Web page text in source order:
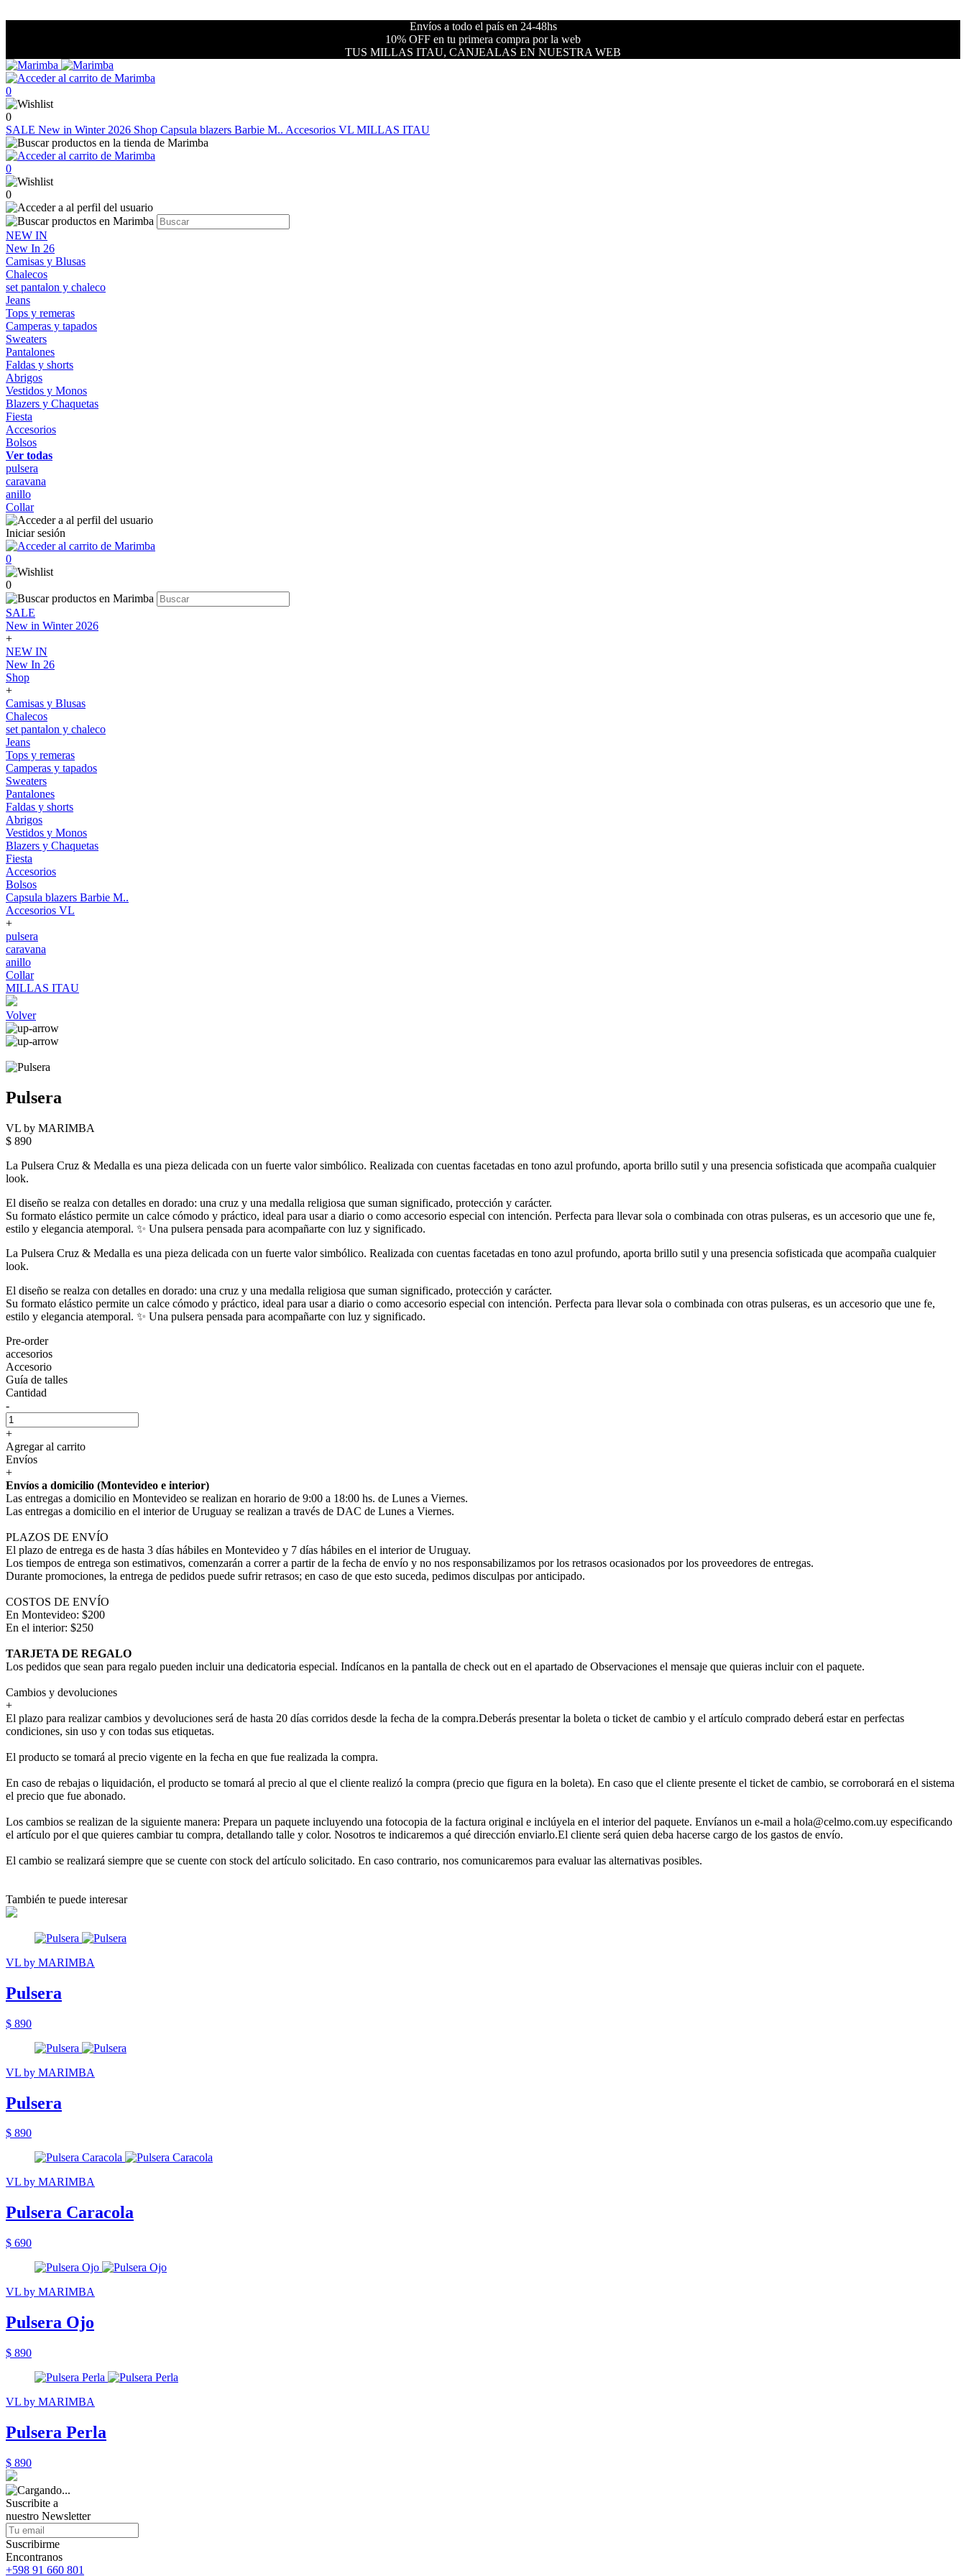
Envíos a todo el país en 24-48hs
10% OFF en tu primera compra por la web
TUS MILLAS ITAU, CANJEALAS EN NUESTRA WEB
0
0
SALE New in Winter 2026 Shop Capsula blazers Barbie M.. Accesorios VL MILLAS ITAU
0
0
NEW IN
New In 26
Camisas y Blusas
Chalecos
set pantalon y chaleco
Jeans
Tops y remeras
Camperas y tapados
Sweaters
Pantalones
Faldas y shorts
Abrigos
Vestidos y Monos
Blazers y Chaquetas
Fiesta
Accesorios
Bolsos
Ver todas
pulsera
caravana
anillo
Collar
Iniciar sesión
0
0
SALE
New in Winter 2026
+
NEW IN
New In 26
Shop
+
Camisas y Blusas
Chalecos
set pantalon y chaleco
Jeans
Tops y remeras
Camperas y tapados
Sweaters
Pantalones
Faldas y shorts
Abrigos
Vestidos y Monos
Blazers y Chaquetas
Fiesta
Accesorios
Bolsos
Capsula blazers Barbie M..
Accesorios VL
+
pulsera
caravana
anillo
Collar
MILLAS ITAU
Volver
Pulsera
VL by MARIMBA
$ 890
La Pulsera Cruz & Medalla es una pieza delicada con un fuerte valor simbólico. Realizada con cuentas facetadas en tono azul profundo, aporta brillo sutil y una presencia sofisticada que acompaña cualquier
look.
El diseño se realza con detalles en dorado: una cruz y una medalla religiosa que suman significado, protección y carácter.
Su formato elástico permite un calce cómodo y práctico, ideal para usar a diario o como accesorio especial con intención. Perfecta para llevar sola o combinada con otras pulseras, es un accesorio que une fe,
estilo y elegancia atemporal. ✨ Una pulsera pensada para acompañarte con luz y significado.
La Pulsera Cruz & Medalla es una pieza delicada con un fuerte valor simbólico. Realizada con cuentas facetadas en tono azul profundo, aporta brillo sutil y una presencia sofisticada que acompaña cualquier
look.
El diseño se realza con detalles en dorado: una cruz y una medalla religiosa que suman significado, protección y carácter.
Su formato elástico permite un calce cómodo y práctico, ideal para usar a diario o como accesorio especial con intención. Perfecta para llevar sola o combinada con otras pulseras, es un accesorio que une fe,
estilo y elegancia atemporal. ✨ Una pulsera pensada para acompañarte con luz y significado.
Pre-order
accesorios
Accesorio
Guía de talles
Cantidad
-
+
Agregar al carrito
Envíos
+
Envíos a domicilio (Montevideo e interior)
Las entregas a domicilio en Montevideo se realizan en horario de 9:00 a 18:00 hs. de Lunes a Viernes.
Las entregas a domicilio en el interior de Uruguay se realizan a través de DAC de Lunes a Viernes.
PLAZOS DE ENVÍO
El plazo de entrega es de hasta 3 días hábiles en Montevideo y 7 días hábiles en el interior de Uruguay.
Los tiempos de entrega son estimativos, comenzarán a correr a partir de la fecha de envío y no nos responsabilizamos por los retrasos ocasionados por los proveedores de entregas.
Durante promociones, la entrega de pedidos puede sufrir retrasos; en caso de que esto suceda, pedimos disculpas por anticipado.
COSTOS DE ENVÍO
En Montevideo: $200
En el interior: $250
TARJETA DE REGALO
Los pedidos que sean para regalo pueden incluir una dedicatoria especial. Indícanos en la pantalla de check out en el apartado de Observaciones el mensaje que quieras incluir con el paquete.
Cambios y devoluciones
+
El plazo para realizar cambios y devoluciones será de hasta 20 días corridos desde la fecha de la compra.Deberás presentar la boleta o ticket de cambio y el artículo comprado deberá estar en perfectas
condiciones, sin uso y con todas sus etiquetas.
El producto se tomará al precio vigente en la fecha en que fue realizada la compra.
En caso de rebajas o liquidación, el producto se tomará al precio al que el cliente realizó la compra (precio que figura en la boleta). En caso que el cliente presente el ticket de cambio, se corroborará en el sistema
el precio que fue abonado.
Los cambios se realizan de la siguiente manera: Prepara un paquete incluyendo una fotocopia de la factura original e inclúyela en el interior del paquete. Envíanos un e-mail a hola@celmo.com.uy especificando
el artículo por el que quieres cambiar tu compra, detallando talle y color. Nosotros te indicaremos a qué dirección enviarlo.El cliente será quien deba hacerse cargo de los gastos de envío.
El cambio se realizará siempre que se cuente con stock del artículo solicitado. En caso contrario, nos comunicaremos para evaluar las alternativas posibles.
También te puede interesar
VL by MARIMBA
Pulsera
$ 890
VL by MARIMBA
Pulsera
$ 890
VL by MARIMBA
Pulsera Caracola
$ 690
VL by MARIMBA
Pulsera Ojo
$ 890
VL by MARIMBA
Pulsera Perla
$ 890
Suscribite a
nuestro Newsletter
Suscribirme
Encontranos
+598 91 660 801